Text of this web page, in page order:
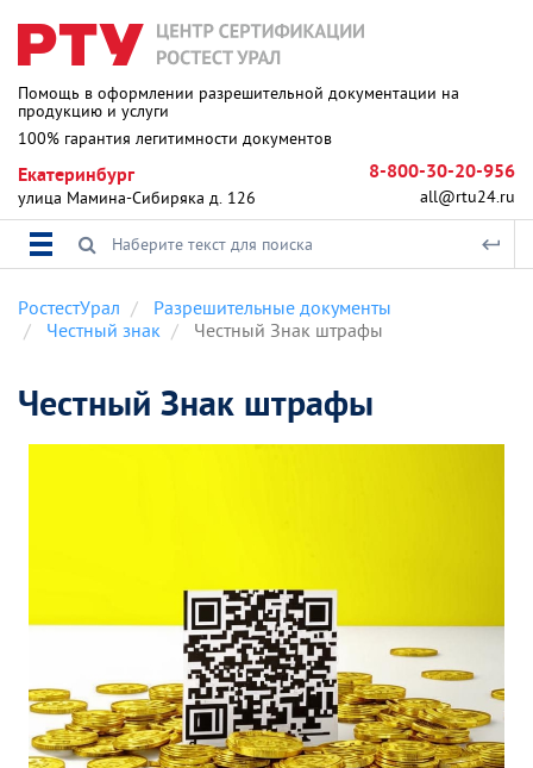
Помощь в оформлении разрешительной документации на
продукцию и услуги
100% гарантия легитимности документов
Екатеринбург
улица Мамина-Сибиряка д. 126
8-800-30-20-956
all@rtu24.ru
РостестУрал
Разрешительные документы
Честный знак
Честный Знак штрафы
Честный Знак штрафы